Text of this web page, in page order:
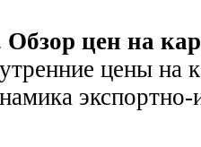
Обзор цен на
цены на